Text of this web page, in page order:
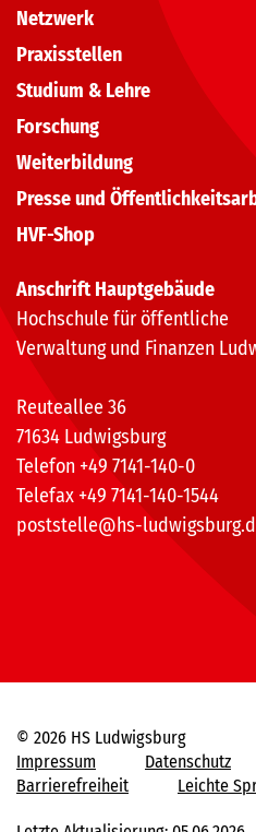
Netzwerk
Praxisstellen
Studium & Lehre
Forschung
Weiterbildung
Presse und
HVF-Shop
Anschrift Hauptgebäude
Hochschule für öffentliche
Verwaltung und Finanzen
Reuteallee 36
71634 Ludwigsburg
Telefon +49 7141-140-0
Telefax +49 7141-140-1544
poststelle@hs-
© 2026 HS Ludwigsburg
Impressum
Datenschutz
Barrierefreiheit
Leichte